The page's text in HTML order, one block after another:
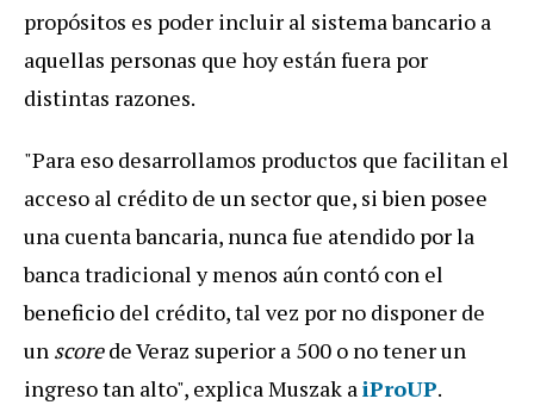
propósitos es poder incluir al sistema bancario a
aquellas personas que hoy están fuera por
distintas razones.
"Para eso desarrollamos productos que facilitan el
acceso al crédito de un sector que, si bien posee
una cuenta bancaria, nunca fue atendido por la
banca tradicional y menos aún contó con el
beneficio del crédito, tal vez por no disponer de
un scorede Veraz superior a 500 o no tener un
ingreso tan alto", explica Muszak aiProUP.